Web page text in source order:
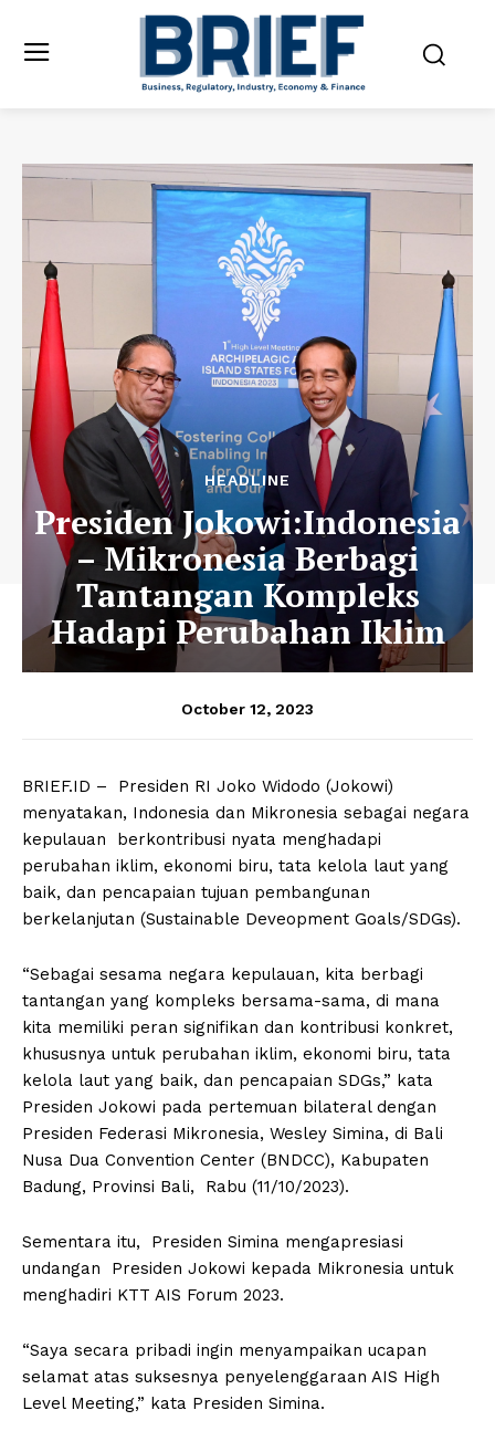
HEADLINE
Presiden Jokowi:Indonesia
– Mikronesia Berbagi
Tantangan Kompleks
Hadapi Perubahan Iklim
October 12, 2023
BRIEF.ID – Presiden RI Joko Widodo (Jokowi)
menyatakan, Indonesia dan Mikronesia sebagai negara
kepulauan berkontribusi nyata menghadapi
perubahan iklim, ekonomi biru, tata kelola laut yang
baik, dan pencapaian tujuan pembangunan
berkelanjutan (Sustainable Deveopment Goals/SDGs).
“Sebagai sesama negara kepulauan, kita berbagi
tantangan yang kompleks bersama-sama, di mana
kita memiliki peran signifikan dan kontribusi konkret,
khususnya untuk perubahan iklim, ekonomi biru, tata
kelola laut yang baik, dan pencapaian SDGs,” kata
Presiden Jokowi pada pertemuan bilateral dengan
Presiden Federasi Mikronesia, Wesley Simina, di Bali
Nusa Dua Convention Center (BNDCC), Kabupaten
Badung, Provinsi Bali, Rabu (11/10/2023).
Sementara itu, Presiden Simina mengapresiasi
undangan Presiden Jokowi kepada Mikronesia untuk
menghadiri KTT AIS Forum 2023.
“Saya secara pribadi ingin menyampaikan ucapan
selamat atas suksesnya penyelenggaraan AIS High
Level Meeting,” kata Presiden Simina.